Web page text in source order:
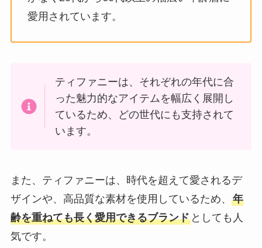
愛用されています。
ティファニーは、それぞれの年代に合
った魅力的なアイテムを幅広く展開し
ているため、どの世代にも支持されて
います。
また、ティファニーは、時代を超えて愛されるデ
ザインや、高品質な素材を使用しているため、 年
齢を重ねても長く愛用できるブランドとしても人
気です。